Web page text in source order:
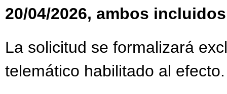
20/04/2026, ambos incluidos
La solicitud se formalizará
telemático habilitado al efecto.